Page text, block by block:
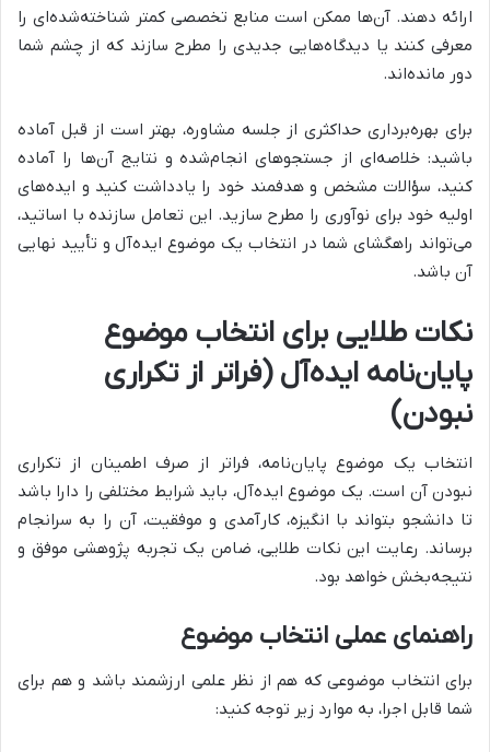
ارائه دهند. آن‌ها ممکن است منابع تخصصی کمتر شناخته‌شده‌ای را
معرفی کنند یا دیدگاه‌هایی جدیدی را مطرح سازند که از چشم شما
دور مانده‌اند.
برای بهره‌برداری حداکثری از جلسه مشاوره، بهتر است از قبل آماده
باشید: خلاصه‌ای از جستجوهای انجام‌شده و نتایج آن‌ها را آماده
کنید، سؤالات مشخص و هدفمند خود را یادداشت کنید و ایده‌های
اولیه خود برای نوآوری را مطرح سازید. این تعامل سازنده با اساتید،
می‌تواند راهگشای شما در انتخاب یک موضوع ایده‌آل و تأیید نهایی
آن باشد.
نکات طلایی برای انتخاب موضوع
پایان‌نامه ایده‌آل (فراتر از تکراری
نبودن)
انتخاب یک موضوع پایان‌نامه، فراتر از صرف اطمینان از تکراری
نبودن آن است. یک موضوع ایده‌آل، باید شرایط مختلفی را دارا باشد
تا دانشجو بتواند با انگیزه، کارآمدی و موفقیت، آن را به سرانجام
برساند. رعایت این نکات طلایی، ضامن یک تجربه پژوهشی موفق و
نتیجه‌بخش خواهد بود.
راهنمای عملی انتخاب موضوع
برای انتخاب موضوعی که هم از نظر علمی ارزشمند باشد و هم برای
شما قابل اجرا، به موارد زیر توجه کنید: